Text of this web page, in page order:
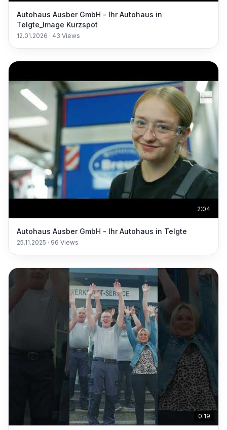
Autohaus Ausber GmbH - Ihr Autohaus in
Telgte_Image Kurzspot
12.01.2026 · 43 Views
2:04
Autohaus Ausber GmbH - Ihr Autohaus in Telgte
25.11.2025 · 96 Views
0:19